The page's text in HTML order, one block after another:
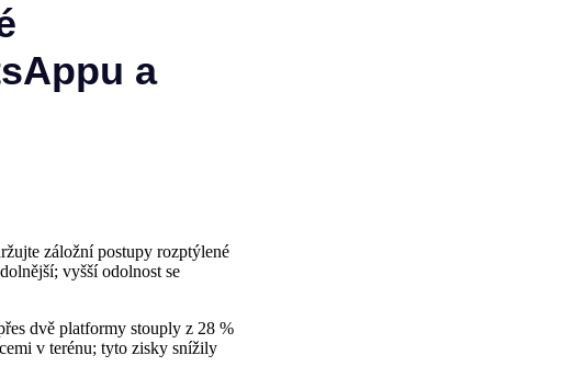
a
záložní postupy rozptýlené
vyšší odolnost se
dvě platformy stouply z 28 %
v terénu; tyto zisky snížily